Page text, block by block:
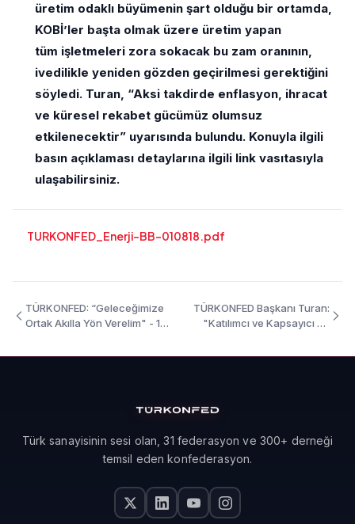
üretim odaklı büyümenin şart olduğu bir ortamda,
KOBİ’ler başta olmak üzere üretim yapan
tüm işletmeleri zora sokacak bu zam oranının,
ivedilikle yeniden gözden geçirilmesi gerektiğini
söyledi. Turan, “Aksi takdirde enflasyon, ihracat
ve küresel rekabet gücümüz olumsuz
etkilenecektir” uyarısında bulundu. Konuyla ilgili
basın açıklaması detaylarına ilgili link vasıtasıyla
ulaşabilirsiniz.
TURKONFED_Enerji-BB-010818.pdf
TÜRKONFED: “Geleceğimize
Ortak Akılla Yön Verelim" - 14
TÜRKONFED Başkanı Turan:
"Katılımcı ve Kapsayıcı Bir
Türk sanayisinin sesi olan, 31 federasyon ve 300+ derneği
temsil eden konfederasyon.